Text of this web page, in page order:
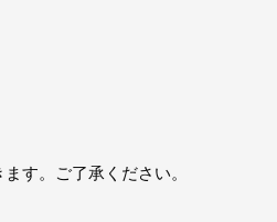
す。ご了承ください。